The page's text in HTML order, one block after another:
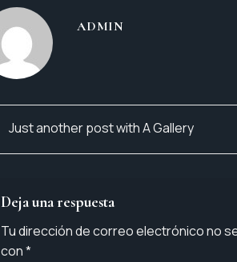
ADMIN
Just another post with A Gallery
Deja una respuesta
Tu dirección de correo electrónico no
con*